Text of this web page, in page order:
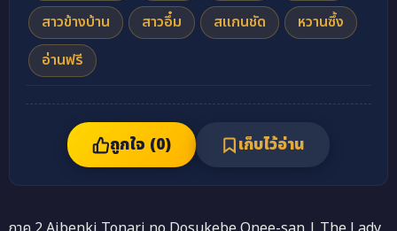
สาวข้างบ้าน
สาวอึ๋ม สแกนชัด
หวานซึ้ง
อ่านฟรี
ถูกใจ (0) เก็บไว้อ่าน